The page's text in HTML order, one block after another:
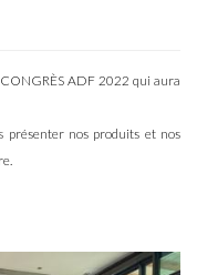
ADF 2022 qui aura
présenter nos produits et nos